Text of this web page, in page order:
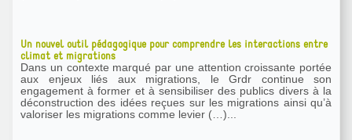
Un nouvel outil pédagogique pour comprendre les interactions entre
climat et migrations
Dans un contexte marqué par une attention croissante portée
aux enjeux liés aux migrations, le Grdr continue son
engagement à former et à sensibiliser des publics divers à la
déconstruction des idées reçues sur les migrations ainsi qu’à
valoriser les migrations comme levier (…)...